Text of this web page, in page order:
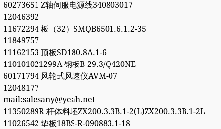
60273651 Z轴伺服电源线340803017
12046392
11672294 板（32）SMQB6501.6.1.2-35
11849757
11162153 顶板SD180.8A.1-6
110101021299A 钢板B-29.3/Q420NE
60171794 风轮式风速仪AVM-07
12048177
mail:salesany@yeah.net
11350289R 杆体料坯ZX200.3.3B.1-2(L)ZX200.3.3B.1-2L
11026542 垫板18BS-R-090883.1-18